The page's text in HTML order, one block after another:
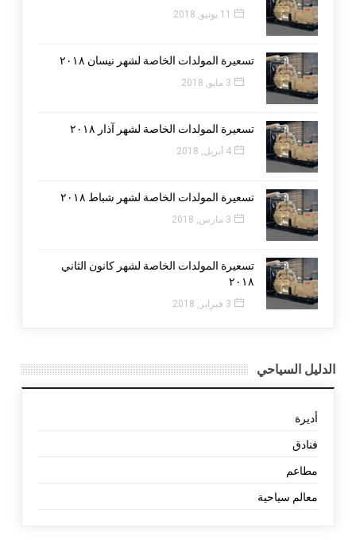
11 يونيو, 2018
تسعيرة المولدات الخاصة لشهر نيسان ٢٠١٨
3 مايو, 2018
تسعيرة المولدات الخاصة لشهر آذار ٢٠١٨
4 أبريل, 2018
تسعيرة المولدات الخاصة لشهر شباط ٢٠١٨
3 مارس, 2018
تسعيرة المولدات الخاصة لشهر كانون الثاني
٢٠١٨
3 فبراير, 2018
الدليل السياحي
أديرة
فنادق
مطاعم
معالم سياحية